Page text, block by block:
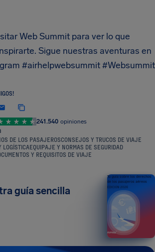
Web Summit para ver lo que
Sigue nuestras aventuras en
#airhelpwebsummit #Websummit
241.540 opiniones
DE LOS PASAJEROSCONSEJOS Y TRUCOS DE VIAJE
LOGÍSTICAEQUIPAJE Y NORMAS DE SEGURIDAD
Y REQUISITOS DE VIAJE
guía sencilla
Tu guía sobre los derechos
de los pasajeros aéreos
EDICIÓN 2026